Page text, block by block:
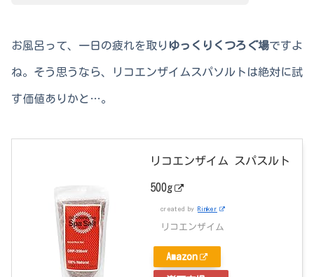
お風呂って、一日の疲れを取り ゆっくりくつろぐ場ですよ
ね。そう思うなら、リコエンザイムスパソルトは絶対に試
す価値ありかと…。
リコエンザイム スパスルト
500g
created by Rinker
リコエンザイム
Amazon